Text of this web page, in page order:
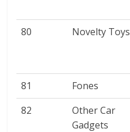
80 Novelty Toys
81 Fones
82
Other Car
Gadgets